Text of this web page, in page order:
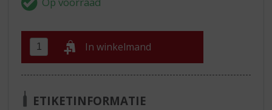
In winkelmand
ETIKETINFORMATIE